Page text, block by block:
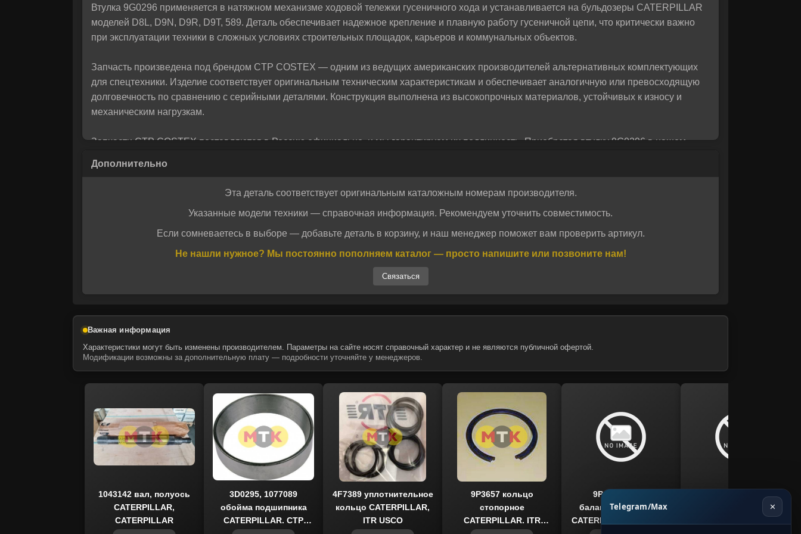
поможем разобраться и предложим лучшее решение для вас!
Отправить
Даю своё согласие на обработку персональных данных.Политика конфиденциальности
Втулка 9G0296 применяется в натяжном механизме ходовой тележки гусеничного хода и устанавливается на бульдозеры CATERPILLAR
моделей D8L, D9N, D9R, D9T, 589. Деталь обеспечивает надежное крепление и плавную работу гусеничной цепи, что критически важно
при эксплуатации техники в сложных условиях строительных площадок, карьеров и коммунальных объектов.
Запчасть произведена под брендом CTP COSTEX — одним из ведущих американских производителей альтернативных комплектующих
для спецтехники. Изделие соответствует оригинальным техническим характеристикам и обеспечивает аналогичную или превосходящую
долговечность по сравнению с серийными деталями. Конструкция выполнена из высокопрочных материалов, устойчивых к износу и
механическим нагрузкам.
Запчасти CTP COSTEX поставляются в Россию официально, и мы гарантируем их подлинность. Приобретая втулку 9G0296 в нашем
быструю доставку по всей России. Все комплектующие подходят для техники известных брендов и обеспечивают стабильную работу
Эта деталь соответствует оригинальным каталожным номерам производителя.
Указанные модели техники — справочная информация. Рекомендуем уточнить совместимость.
Если сомневаетесь в выборе — добавьте деталь в корзину, и наш менеджер поможет вам проверить артикул.
Не нашли нужное? Мы постоянно пополняем каталог — просто напишите или позвоните нам!
Связаться
Важная информация
Характеристики могут быть изменены производителем. Параметры на сайте носят справочный характер и не являются публичной офертой.
Модификации возможны за дополнительную плату — подробности уточняйте у менеджеров.
1043142 вал, полуось
CATERPILLAR,
CATERPILLAR
3D0295, 1077089
обойма подшипника
CATERPILLAR, CTP
4F7389 уплотнительное
кольцо CATERPILLAR,
ITR USCO
9P3657 кольцо
стопорное
CATERPILLAR, ITR
9P6912 палец
балансирной балки
CATERPILLAR D9R, N, T,
ступицы CATERPILLAR,
Telegram/Max ✕